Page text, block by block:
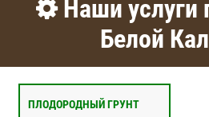
Наши услуги
Белой
ПЛОДОРОДНЫЙ ГРУНТ